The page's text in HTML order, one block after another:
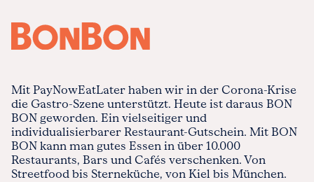
Mit PayNowEatLater haben wir in der Corona-Krise
die Gastro-Szene unterstützt. Heute ist daraus BON
BON geworden. Ein vielseitiger und
individualisierbarer Restaurant-Gutschein. Mit BON
BON kann man gutes Essen in über 10.000
Restaurants, Bars und Cafés verschenken. Von
Streetfood bis Sterneküche, von Kiel bis München.